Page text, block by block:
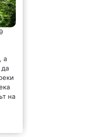
а
да
на